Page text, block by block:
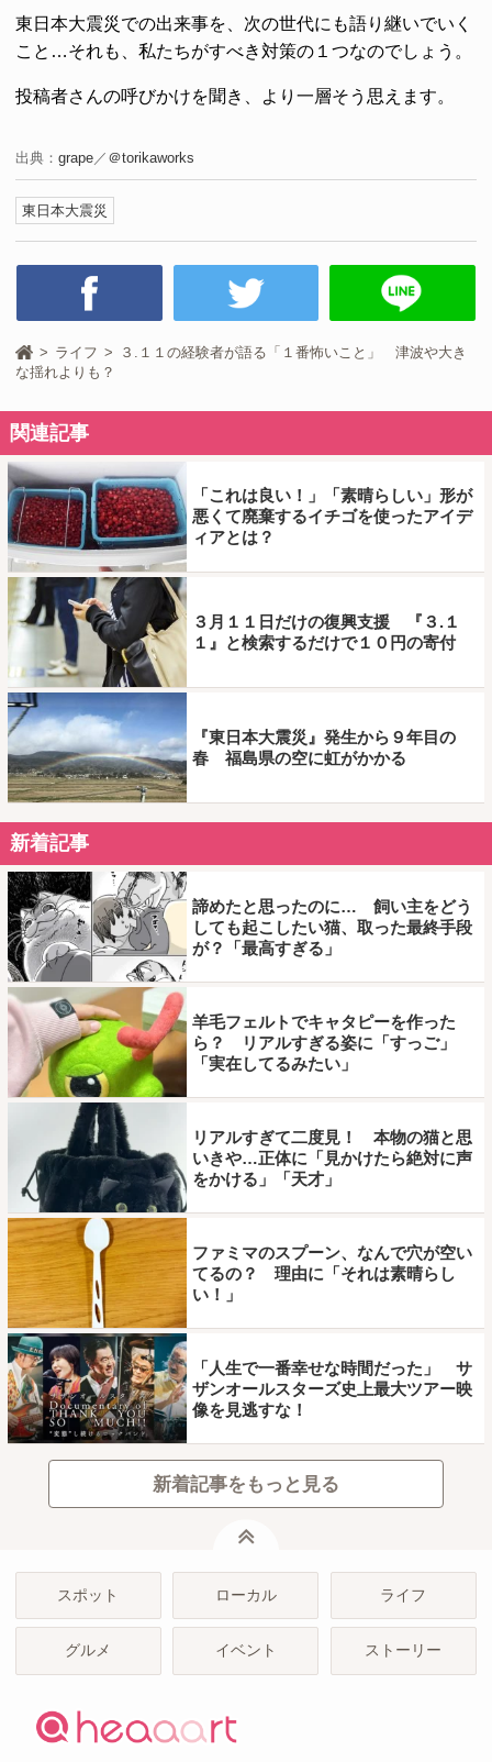
東日本大震災での出来事を、次の世代にも語り継いでいく
こと…それも、私たちがすべき対策の１つなのでしょう。
投稿者さんの呼びかけを聞き、より一層そう思えます。
出典： grape ／ ＠torikaworks
東日本大震災
ライフ
３.１１の経験者が語る「１番怖いこと」 津波や大き
な揺れよりも？
関連記事
「これは良い！」「素晴らしい」形が
悪くて廃棄するイチゴを使ったアイデ
ィアとは？
３月１１日だけの復興支援 『３.１
１』と検索するだけで１０円の寄付
『東日本大震災』発生から９年目の
春 福島県の空に虹がかかる
新着記事
諦めたと思ったのに… 飼い主をどう
しても起こしたい猫、取った最終手段
が？「最高すぎる」
羊毛フェルトでキャタピーを作った
ら？ リアルすぎる姿に「すっご」
「実在してるみたい」
リアルすぎて二度見！ 本物の猫と思
いきや…正体に「見かけたら絶対に声
をかける」「天才」
ファミマのスプーン、なんで穴が空い
てるの？ 理由に「それは素晴らし
い！」
「人生で一番幸せな時間だった」 サ
ザンオールスターズ史上最大ツアー映
像を見逃すな！
新着記事をもっと見る
スポット ローカル ライフ
グルメ イベント ストーリー